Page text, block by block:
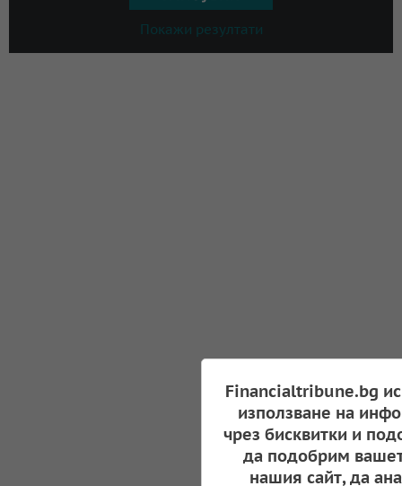
Покажи резултати
Financialtribune.bg
използване на
чрез бисквитки и
да подобрим
нашия сайт, да